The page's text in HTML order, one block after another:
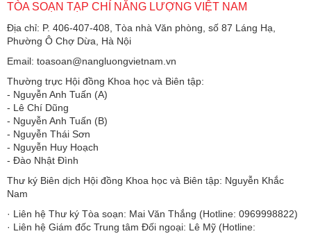
TÒA SOẠN TẠP CHÍ NĂNG LƯỢNG VIỆT NAM
Địa chỉ: P. 406-407-408, Tòa nhà Văn phòng, số 87 Láng Hạ,
Phường Ô Chợ Dừa, Hà Nội
Email: toasoan@nangluongvietnam.vn
Thường trực Hội đồng Khoa học và Biên tập:
​​​​​​- Nguyễn Anh Tuấn (A)
- Lê Chí Dũng
- Nguyễn Anh Tuấn (B)
- Nguyễn Thái Sơn
- Nguyễn Huy Hoạch
- Đào Nhật Đình
Thư ký Biên dịch Hội đồng Khoa học và Biên tập: Nguyễn Khắc
Nam
· Liên hệ Thư ký Tòa soạn: Mai Văn Thắng (Hotline: 0969998822)
· Liên hệ Giám đốc Trung tâm Đối ngoại: Lê Mỹ (Hotline: